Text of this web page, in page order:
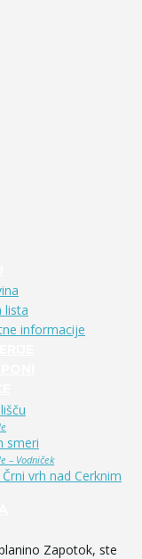
lista
informacije
smeri
– Vodniček
vrh nad Cerknim
Zapotok, ste